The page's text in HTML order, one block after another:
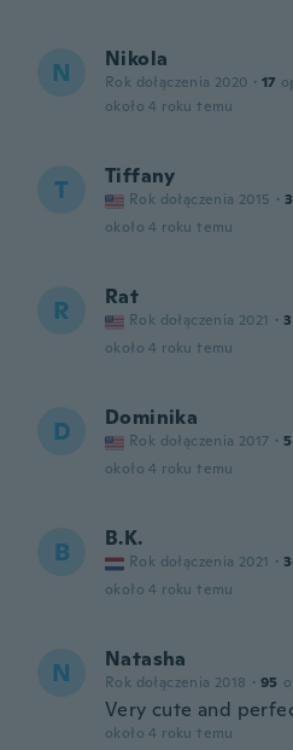
N Nikola
Rok dołączenia 2020 · 17
około 4 roku temu
T Tiffany
Rok dołączenia 2015 · 3
około 4 roku temu
R Rat
Rok dołączenia 2021 · 3
około 4 roku temu
D Dominika
Rok dołączenia 2017 · 5
około 4 roku temu
B B.K.
Rok dołączenia 2021 ·
około 4 roku temu
N Natasha
Rok dołączenia 2018 · 95
Very cute and
około 4 roku temu